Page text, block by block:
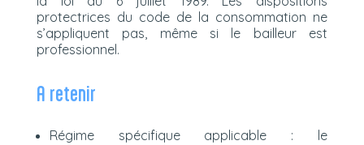
protectrices du code de la consommation ne
s’appliquent pas, même si le bailleur est
professionnel.
A retenir
Régime spécifique applicable : le